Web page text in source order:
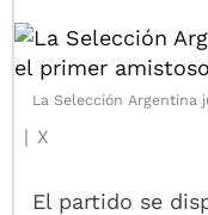
La Selección Argentina
X
El partido se